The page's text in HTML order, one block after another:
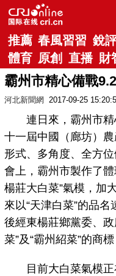
推薦 春風習習 銳
體育 原創 直播 財
霸州市精心備戰
河北新聞網 2017-09-25
連日來，霸州市精
十一屆中國（廊坊）
形式、多角度、全方
會上，霸州市製作了
楊莊大白菜”氣模，加
來以“天津白菜”的品名
後經東楊莊鄉黨委、
菜”及“霸州紹菜”的商
目前大白菜氣模正